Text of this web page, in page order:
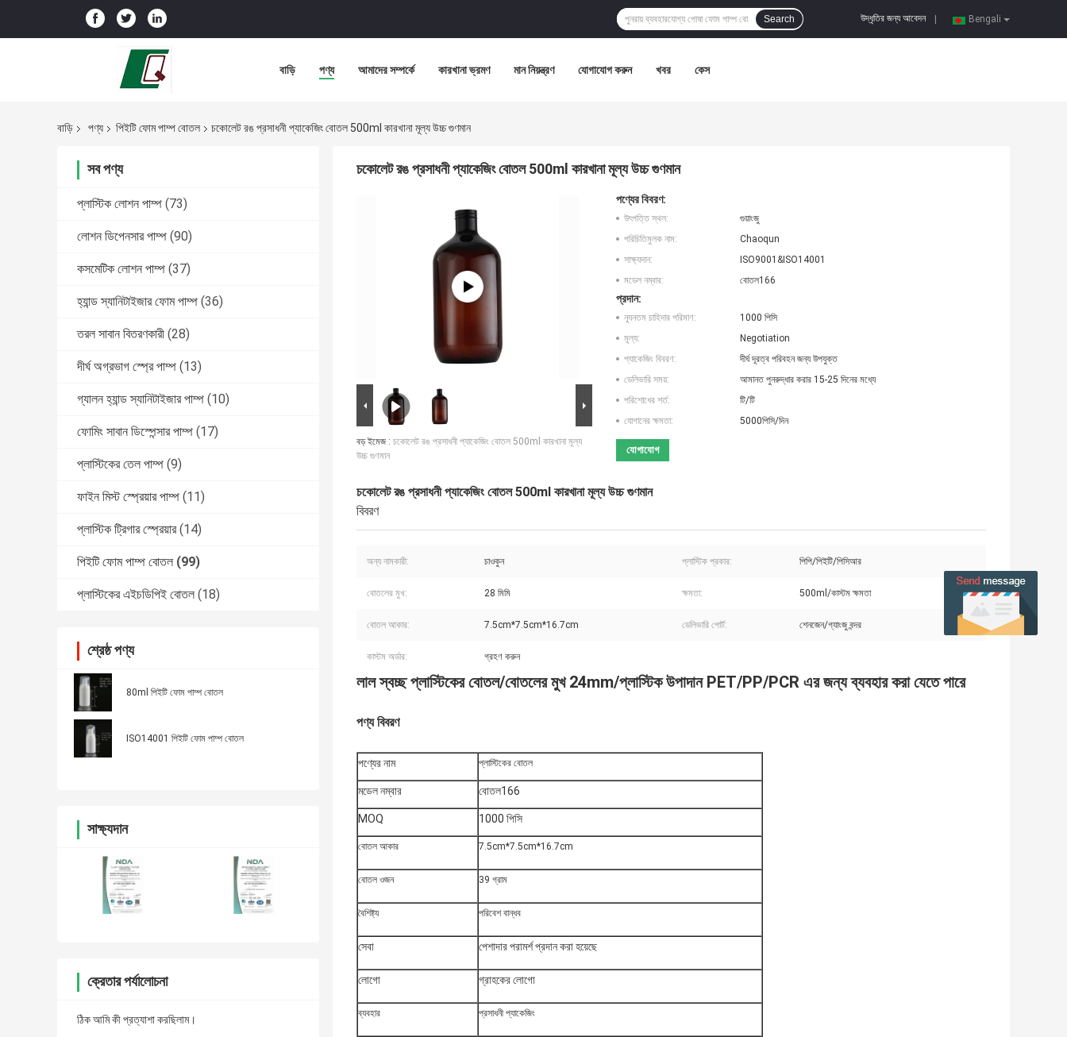
Bengali
উদ্ধৃতির জন্য আবেদন
Search
বাড়ি পণ্য আমাদের সম্পর্কে কারখানা ভ্রমণ মান নিয়ন্ত্রণ যোগাযোগ করুন খবর কেস
বাড়ি পণ্য পিইটি ফোম পাম্প বোতল চকোলেট রঙ প্রসাধনী প্যাকেজিং বোতল 500ml কারখানা মূল্য উচ্চ গুণমান
সব পণ্য
প্লাস্টিক লোশন পাম্প (73)
লোশন ডিপেনসার পাম্প (90)
কসমেটিক লোশন পাম্প (37)
হ্যান্ড স্যানিটাইজার ফোম পাম্প (36)
তরল সাবান বিতরণকারী (28)
দীর্ঘ অগ্রভাগ স্প্রে পাম্প (13)
গ্যালন হ্যান্ড স্যানিটাইজার পাম্প (10)
ফোমিং সাবান ডিস্পেন্সার পাম্প (17)
প্লাস্টিকের তেল পাম্প (9)
ফাইন মিস্ট স্প্রেয়ার পাম্প (11)
প্লাস্টিক ট্রিগার স্প্রেয়ার (14)
পিইটি ফোম পাম্প বোতল (99)
প্লাস্টিকের এইচডিপিই বোতল (18)
শ্রেষ্ঠ পণ্য
80ml পিইটি ফোম পাম্প বোতল
ISO14001 পিইটি ফোম পাম্প বোতল
সাক্ষ্যদান
ক্রেতার পর্যালোচনা
ঠিক আমি কী প্রত্যাশা করছিলাম।
চকোলেট রঙ প্রসাধনী প্যাকেজিং বোতল 500ml কারখানা মূল্য উচ্চ গুণমান
বড় ইমেজ : চকোলেট রঙ প্রসাধনী প্যাকেজিং বোতল 500ml কারখানা মূল্য
উচ্চ গুণমান
পণ্যের বিবরণ:
উৎপত্তি স্থল:
গুয়াংজু
পরিচিতিমুলক নাম:
Chaoqun
সাক্ষ্যদান:
ISO9001&ISO14001
মডেল নম্বার:
বোতল166
প্রদান:
ন্যূনতম চাহিদার পরিমাণ:
1000 পিসি
মূল্য:
Negotiation
প্যাকেজিং বিবরণ:
দীর্ঘ দূরত্ব পরিবহন জন্য উপযুক্ত
ডেলিভারি সময়:
আমানত পুনরুদ্ধার করার 15-25 দিনের মধ্যে
পরিশোধের শর্ত:
টি/টি
যোগানের ক্ষমতা:
5000পিসি/দিন
যোগাযোগ
চকোলেট রঙ প্রসাধনী প্যাকেজিং বোতল 500ml কারখানা মূল্য উচ্চ গুণমান
বিবরণ
অন্য নামকারী: চাওকুন প্লাস্টিক প্রকার: পিপি/পিইটি/পিসিআর
বোতলের মুখ: 28 মিমি ক্ষমতা: 500ml/কাস্টম ক্ষমতা
বোতল আকার: 7.5cm*7.5cm*16.7cm ডেলিভারি পোর্ট: শেনজেন/গ্যাংজু বন্দর
কাস্টম অর্ডার: গ্রহণ করুন
লাল স্বচ্ছ প্লাস্টিকের বোতল/বোতলের মুখ 24mm/প্লাস্টিক উপাদান PET/PP/PCR এর জন্য ব্যবহার করা যেতে পারে
পণ্য বিবরণ
পণ্যের নাম প্লাস্টিকের বোতল
মডেল নম্বার বোতল166
MOQ 1000 পিসি
বোতল আকার 7.5cm*7.5cm*16.7cm
বোতল ওজন 39 গ্রাম
বৈশিষ্ট্য পরিবেশ বান্ধব
সেবা পেশাদার পরামর্শ প্রদান করা হয়েছে
লোগো গ্রাহকের লোগো
ব্যবহার প্রসাধনী প্যাকেজিং